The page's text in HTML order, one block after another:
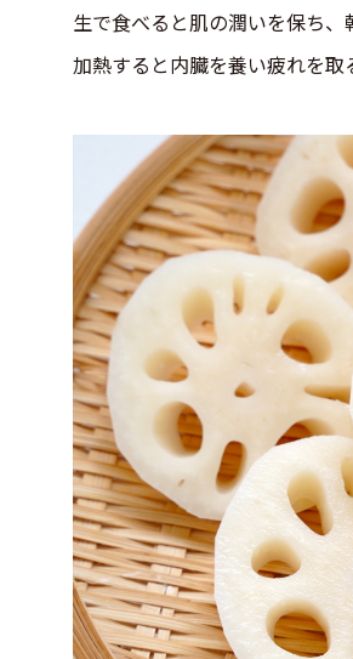
生で食べると肌の潤いを保ち
加熱すると内臓を養い疲れを取